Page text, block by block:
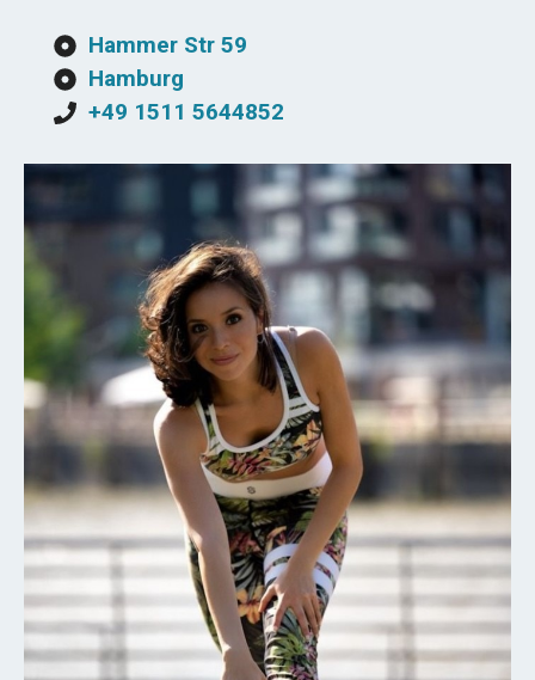
Hammer Str 59
Hamburg
+49 1511 5644852